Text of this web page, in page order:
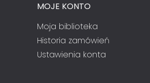
MOJE KONTO
Moja biblioteka
Historia zamówień
Ustawienia konta